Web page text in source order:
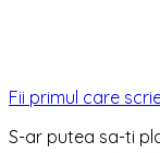
Fii primul care
S-ar putea sa-ti